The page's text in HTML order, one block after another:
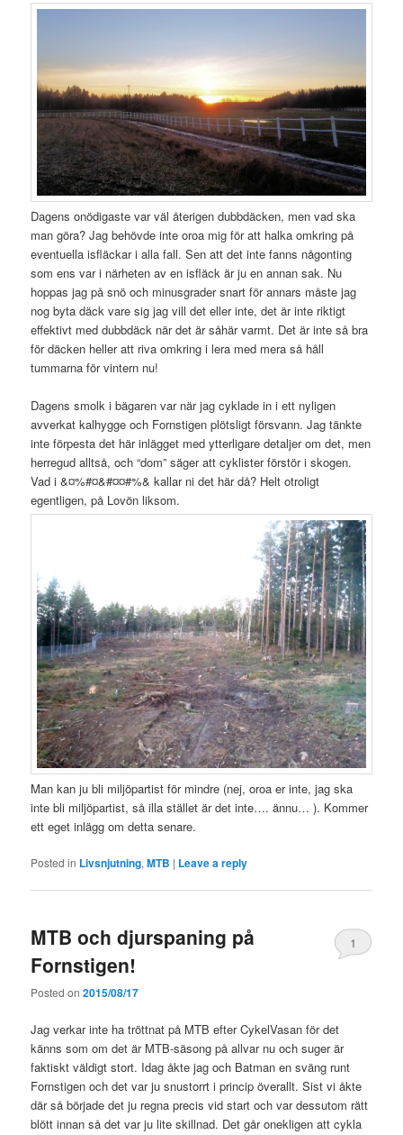
Dagens onödigaste var väl återigen dubbdäcken, men vad ska
man göra? Jag behövde inte oroa mig för att halka omkring på
eventuella isfläckar i alla fall. Sen att det inte fanns någonting
som ens var i närheten av en isfläck är ju en annan sak. Nu
hoppas jag på snö och minusgrader snart för annars måste jag
nog byta däck vare sig jag vill det eller inte, det är inte riktigt
effektivt med dubbdäck när det är såhär varmt. Det är inte så bra
för däcken heller att riva omkring i lera med mera så håll
tummarna för vintern nu!
Dagens smolk i bägaren var när jag cyklade in i ett nyligen
avverkat kalhygge och Fornstigen plötsligt försvann. Jag tänkte
inte förpesta det här inlägget med ytterligare detaljer om det, men
herregud alltså, och “dom” säger att cyklister förstör i skogen.
Vad i &¤%#¤&#¤¤#%& kallar ni det här då? Helt otroligt
egentligen, på Lovön liksom.
Man kan ju bli miljöpartist för mindre (nej, oroa er inte, jag ska
inte bli miljöpartist, så illa stället är det inte…. ännu… ). Kommer
ett eget inlägg om detta senare.
Posted in Livsnjutning,MTB | Leave a reply
MTB och djurspaning på
Fornstigen!
Posted on2015/08/17
1
Jag verkar inte ha tröttnat på MTB efter CykelVasan för det
känns som om det är MTB-säsong på allvar nu och suger är
faktiskt väldigt stort. Idag åkte jag och Batman en sväng runt
Fornstigen och det var ju snustorrt i princip överallt. Sist vi åkte
där så började det ju regna precis vid start och var dessutom rätt
blött innan så det var ju lite skillnad. Det går onekligen att cykla